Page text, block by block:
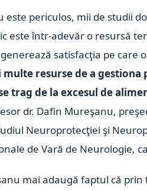
este periculos, mii de studii
este într-adevăr o resursă
satisfacţia pe
resurse de a
trag de la excesul de
dr. Dafin Mureşanu,
Neuroprotecţiei şi
de Vară de Neurologie,
mai adaugă faptul că